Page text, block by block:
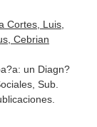
Cortes, Luis,
Cebrian
un Diagn?
Sub.